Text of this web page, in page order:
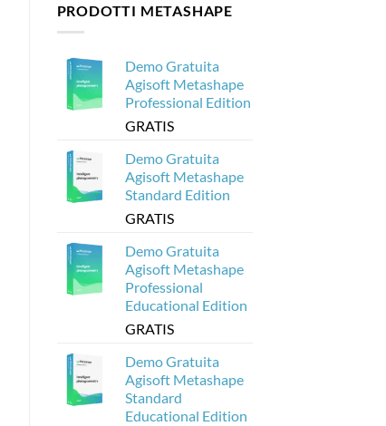
Come
creare
modelli
PRODOTTI METASHAPE
Demo Gratuita
Agisoft Metashape
Professional Edition
GRATIS
Demo Gratuita
Agisoft Metashape
Standard Edition
GRATIS
Demo Gratuita
Agisoft Metashape
Professional
Educational Edition
GRATIS
Demo Gratuita
Agisoft Metashape
Standard
Educational Edition